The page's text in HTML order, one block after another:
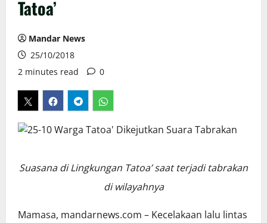
Tatoa’
Mandar News
25/10/2018
2 minutes read
0
Suasana di Lingkungan Tatoa’ saat terjadi tabrakan
di wilayahnya
Mamasa, mandarnews.com – Kecelakaan lalu lintas